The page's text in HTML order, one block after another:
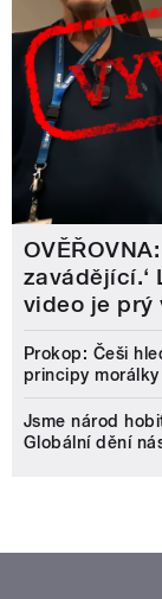
zavádějící.‘
video je prý
Prokop: Češi
principy
Jsme národ
Globální dění